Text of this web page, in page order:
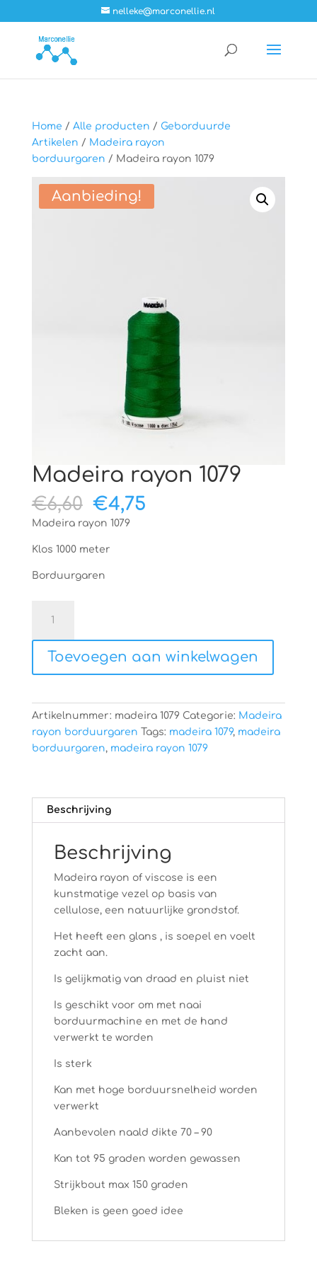
nelleke@marconellie.nl
Home / Alle producten / Geborduurde
Artikelen / Madeira rayon
borduurgaren / Madeira rayon 1079
Aanbieding!
Madeira rayon 1079
€6,60 Oorspronkelijke
prijs
€6,60.
€4,75Huidige
Madeira rayon 1079
Klos 1000 meter
Borduurgaren
rayon
1079
aantal
Toevoegen aan winkelwagen
Artikelnummer: madeira 1079 Categorie: Madeira
rayon borduurgaren Tags: madeira 1079, madeira
borduurgaren, madeira rayon 1079
Beschrijving
Beschrijving
Madeira rayon of viscose is een
kunstmatige vezel op basis van
cellulose, een natuurlijke grondstof.
Het heeft een glans , is soepel en voelt
zacht aan.
Is gelijkmatig van draad en pluist niet
Is geschikt voor om met naai
borduurmachine en met de hand
verwerkt te worden
Is sterk
Kan met hoge borduursnelheid worden
verwerkt
Aanbevolen naald dikte 70 – 90
Kan tot 95 graden worden gewassen
Strijkbout max 150 graden
Bleken is geen goed idee